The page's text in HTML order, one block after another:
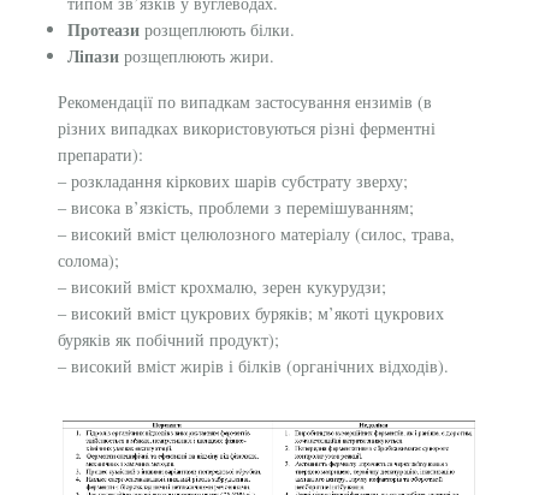
Протеази розщеплюють білки.
Ліпази розщеплюють жири.
Рекомендації по випадкам застосування ензимів (в
різних випадках використовуються різні ферментні
препарати):
– розкладання кіркових шарів субстрату зверху;
– висока в’язкість, проблеми з перемішуванням;
– високий вміст целюлозного матеріалу (силос, трава,
солома);
– високий вміст крохмалю, зерен кукурудзи;
– високий вміст цукрових буряків; м’якоті цукрових
буряків як побічний продукт);
– високий вміст жирів і білків (органічних відходів).